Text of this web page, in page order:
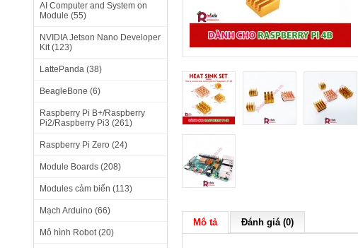
AI Computer and System on
Module (55)
NVIDIA Jetson Nano Developer
Kit (123)
LattePanda (38)
BeagleBone (6)
Raspberry Pi B+/Raspberry
Pi2/Raspberry Pi3 (261)
Raspberry Pi Zero (24)
Module Boards (208)
Modules cảm biến (113)
Mạch Arduino (66)
Mô hình Robot (20)
Mô tả Đánh giá (0)